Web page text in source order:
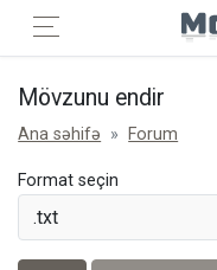
Mövzunu endir
Ana səhifə Forum
Format seçin